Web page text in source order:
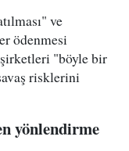
ve
ödenmesi
"böyle bir
risklerini
yönlendirme